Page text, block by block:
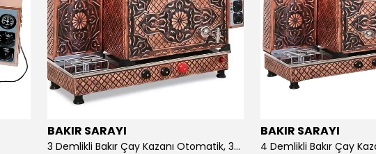
BAKIR SARAYI
3 Demlikli Bakır Çay Kazanı Otomatik, 30 Litre
BAKIR SARAYI